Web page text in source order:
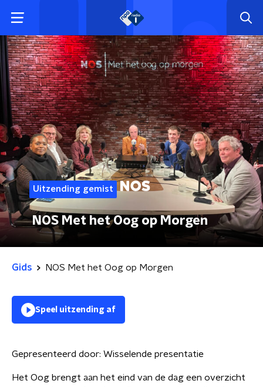
Uitzending gemist
NOS Met het Oog op Morgen
Gids NOS Met het Oog op Morgen
Speel uitzending af
Gepresenteerd door: Wisselende presentatie
Het Oog brengt aan het eind van de dag een overzicht